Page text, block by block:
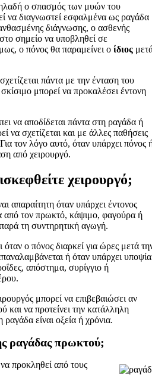
ο σπασμός των μυών του
να διαγνωστεί εσφαλμένα ως ραγάδα
διάγνωσης, ο ασθενής
σημείο να υποβληθεί σε
ο πόνος θα παραμείνει ο ίδιος
πάντα με την ένταση του
μπορεί να προκαλέσει έντονη
να αποδίδεται πάντα στη ραγάδα ή
να σχετίζεται και με άλλες παθήσεις
τον λόγο αυτό, όταν υπάρχει πόνος
από χειρουργό.
χειρουργό;
απαραίτητη όταν υπάρχει έντονος
από τον πρωκτό, κάψιμο, φαγούρα ή
τη συντηρητική αγωγή.
όταν ο πόνος διαρκεί για ώρες μετά
ή όταν υπάρχει υποψία
απόστημα, συρίγγιο ή
μπορεί να επιβεβαιώσει αν
και να προτείνει την κατάλληλη
είναι οξεία ή χρόνια.
ραγάδας πρωκτού;
προκληθεί από τους